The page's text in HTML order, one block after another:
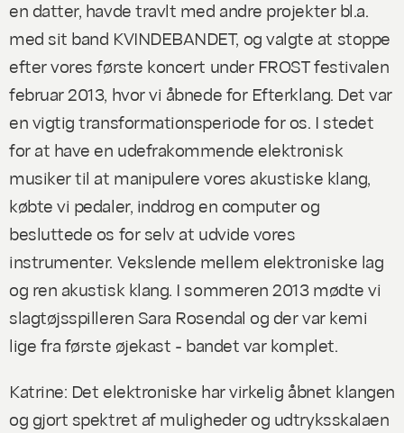
en datter, havde travlt med andre projekter bl.a.
med sit band KVINDEBANDET, og valgte at stoppe
efter vores første koncert under FROST festivalen
februar 2013, hvor vi åbnede for Efterklang. Det var
en vigtig transformationsperiode for os. I stedet
for at have en udefrakommende elektronisk
musiker til at manipulere vores akustiske klang,
købte vi pedaler, inddrog en computer og
besluttede os for selv at udvide vores
instrumenter. Vekslende mellem elektroniske lag
og ren akustisk klang. I sommeren 2013 mødte vi
slagtøjsspilleren Sara Rosendal og der var kemi
lige fra første øjekast - bandet var komplet.
Katrine: Det elektroniske har virkelig åbnet klangen
og gjort spektret af muligheder og udtryksskalaen